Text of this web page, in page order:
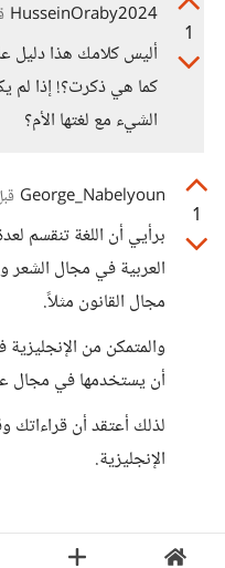
1
HusseinOraby2024
أليس كلامك هذا دليل
كما هي ذكرت؟! إذا لم
الشيء مع لغتها الأم؟
1
George_Nabelyoun
برأيي أن اللغة تنقسم
العربية في مجال
مجال القانون مثلاً.
والمتمكن من
أن يستخدمها في مجال
لذلك أعتقد أن قراءاتك
الإنجليزية.